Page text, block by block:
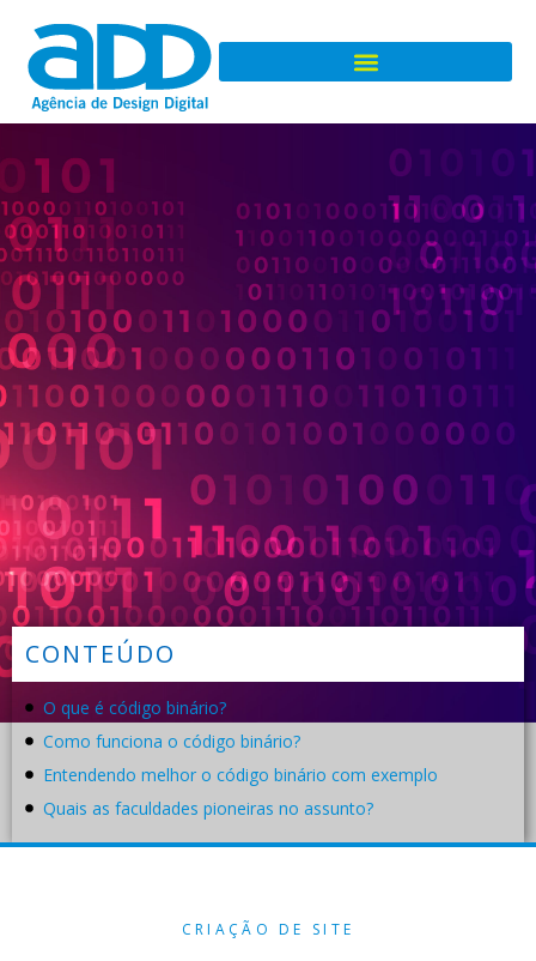
CONTEÚDO
O que é código binário?
Como funciona o código binário?
Entendendo melhor o código binário com exemplo
Quais as faculdades pioneiras no assunto?
CRIAÇÃO DE SITE